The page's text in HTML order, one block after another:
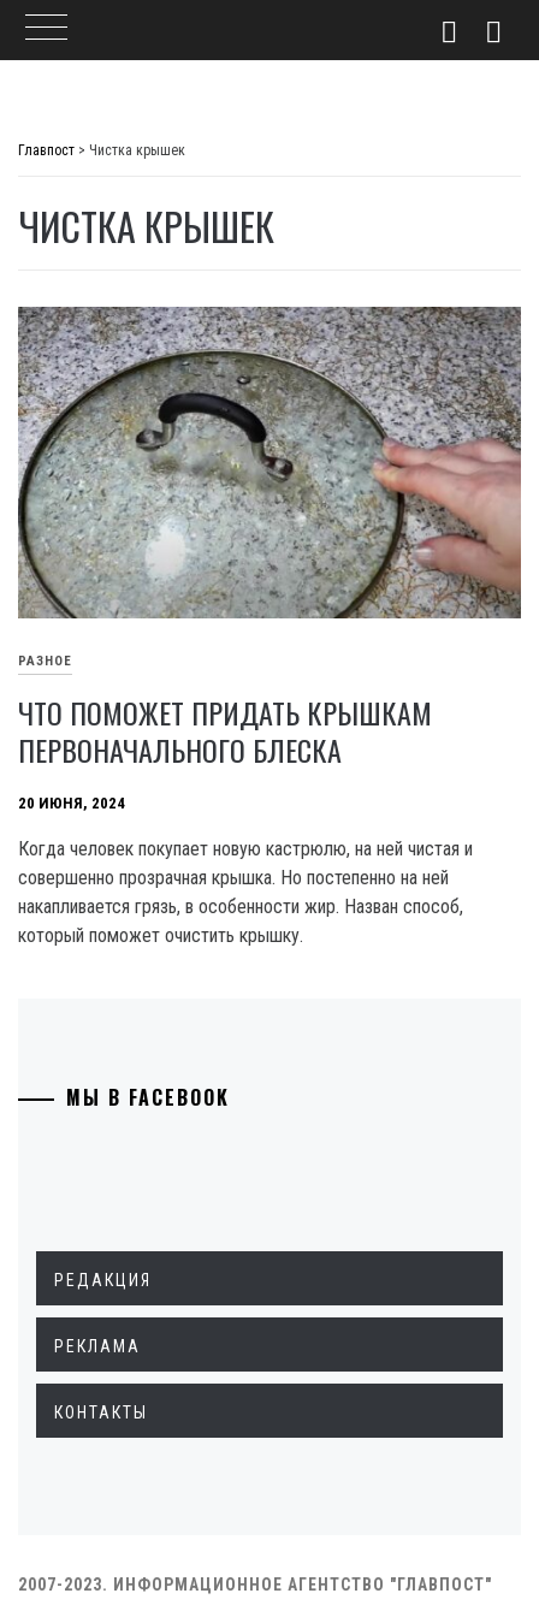
Главпост > Чистка крышек
ЧИСТКА КРЫШЕК
РАЗНОЕ
ЧТО ПОМОЖЕТ ПРИДАТЬ КРЫШКАМ
ПЕРВОНАЧАЛЬНОГО БЛЕСКА
20 ИЮНЯ, 2024
Когда человек покупает новую кастрюлю, на ней чистая и
совершенно прозрачная крышка. Но постепенно на ней
накапливается грязь, в особенности жир. Назван способ,
который поможет очистить крышку.
МЫ В FACEBOOK
РЕДАКЦИЯ
РЕКЛАМА
КОНТАКТЫ
2007-2023. ИНФОРМАЦИОННОЕ АГЕНТСТВО "ГЛАВПОСТ"